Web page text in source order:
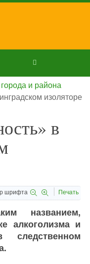
и района
изоляторе
в
шрифта Печать
названием,
алкоголизма и